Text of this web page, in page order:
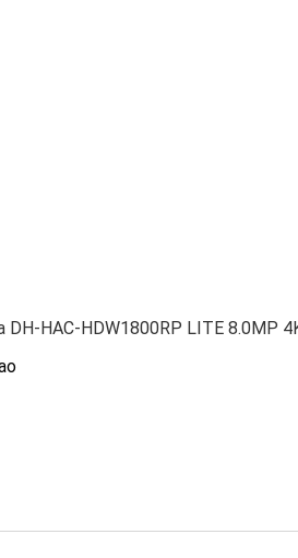
DH-HAC-HDW1800RP LITE 8.0MP